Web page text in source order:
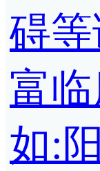
碍
富
如: